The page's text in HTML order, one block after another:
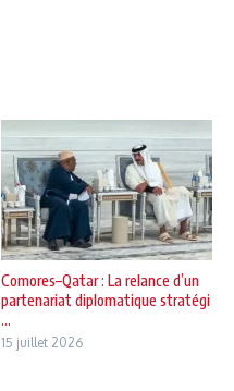
Comores–Qatar : La relance d’un
partenariat diplomatique stratégi
...
15 juillet 2026